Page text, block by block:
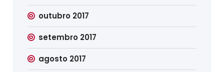
outubro 2017
setembro 2017
agosto 2017